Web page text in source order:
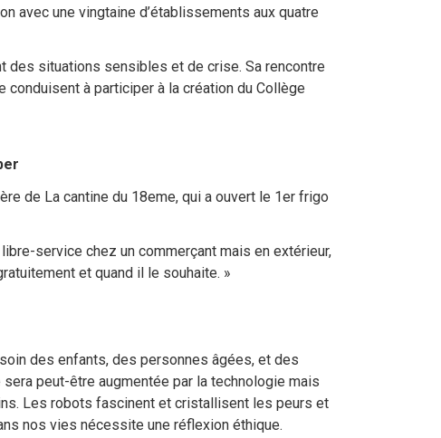
avec une vingtaine d’établissements aux quatre
des situations sensibles et de crise. Sa rencontre
à participer à la création du Collège
de La cantine du 18eme, qui a ouvert le 1er frigo
service chez un commerçant mais en extérieur,
et quand il le souhaite. »
des enfants, des personnes âgées, et des
peut-être augmentée par la technologie mais
Les robots fascinent et cristallisent les peurs et
nos vies nécessite une réflexion éthique.